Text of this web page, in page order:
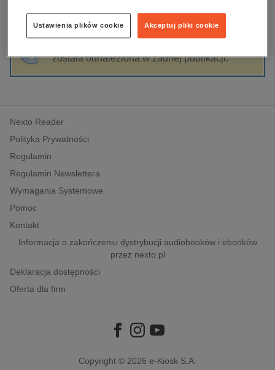
dzienniki
edukacja
hobby, sport, rozrywka
komputery, internet, technologie, informatyka
polityka, społeczno-informacyjne
psychologiczne
inne
popularno-naukowe
historia
Sortowanie Filtrowanie
została odnaleziona w żadnej publikacji.
Nexto Reader
Polityka Prywatności
Regulamin
Regulamin Newslettera
Wymagania Systemowe
Pomoc
Kontakt
Informacja o zakończeniu dystrybucji audiobooków i ebooków
przez nexto.pl
Deklaracja dostępności
Oferta dla firm
Copyright © 2026 e-Kiosk S.A.
Akceptuj pliki cookie
Ustawienia plików cookie